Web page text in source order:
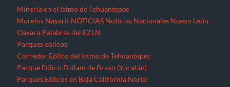
Minería en el Istmo de Tehuantepec
Morelos Nayarit NOTICIAS Noticias Nacionales Nuevo León
Oaxaca Palabras del EZLN
Parques eólicos
Corredor Eólico del Istmo de Tehuantepec
Parque Eólico Dzilam de Bravo (Yucatán)
Parques Eólicos en Baja California Norte